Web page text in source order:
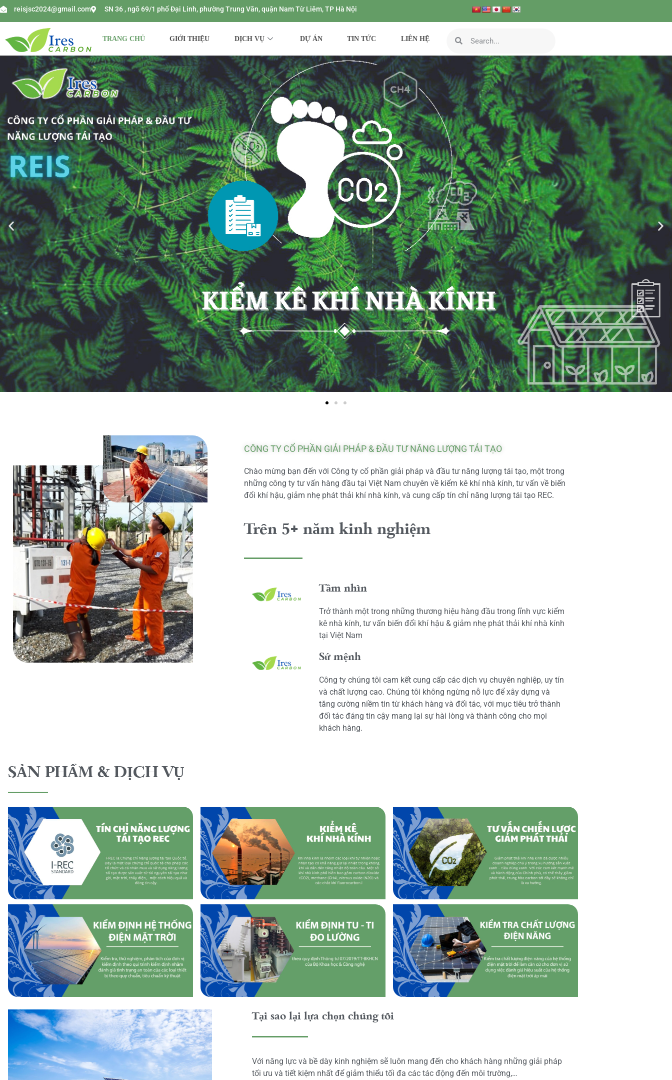
reisjsc2024@gmail.com SN 36 , ngõ 69/1 phố Đại Linh, phường Trung Văn, quận Nam Từ Liêm, TP Hà Nội
TRANG CHỦ GIỚI THIỆU DỊCH VỤ DỰ ÁN TIN TỨC LIÊN HỆ
CÔNG TY CỔ PHẦN GIẢI PHÁP & ĐẦU TƯ NĂNG LƯỢNG TÁI TẠO
Chào mừng bạn đến với Công ty cổ phần giải pháp và đầu tư năng lượng tái tạo, một trong
những công ty tư vấn hàng đầu tại Việt Nam chuyên về kiểm kê khí nhà kính, tư vấn về biến
đổi khí hậu, giảm nhẹ phát thải khí nhà kính, và cung cấp tín chỉ năng lượng tái tạo REC.
Trên 5+ năm kinh nghiệm
Tầm nhìn
Trở thành một trong những thương hiệu hàng đầu trong lĩnh vực kiểm
kê nhà kính, tư vấn biến đổi khí hậu & giảm nhẹ phát thải khí nhà kính
tại Việt Nam
Sứ mệnh
Công ty chúng tôi cam kết cung cấp các dịch vụ chuyên nghiệp, uy tín
và chất lượng cao. Chúng tôi không ngừng nỗ lực để xây dựng và
tăng cường niềm tin từ khách hàng và đối tác, với mục tiêu trở thành
đối tác đáng tin cậy mang lại sự hài lòng và thành công cho mọi
khách hàng.
SẢN PHẨM & DỊCH VỤ
Tại sao lại lựa chọn chúng tôi
Với năng lực và bề dày kinh nghiệm sẽ luôn mang đến cho khách hàng những giải pháp
tối ưu và tiết kiệm nhất để giảm thiểu tối đa các tác động đến môi trường,…